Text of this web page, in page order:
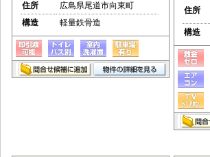
住所
広島県尾道市向東町
構造
軽量鉄骨造
住所
構造